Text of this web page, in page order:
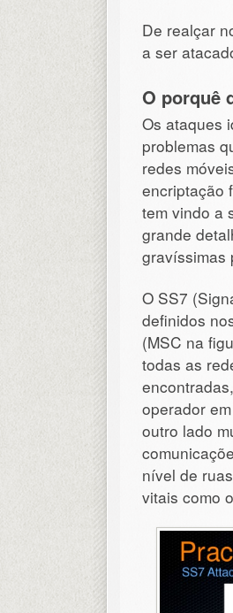
De realçar
a ser
O porquê
Os ataques
problemas
redes
encriptação
tem vindo a
grande
gravíssimas
O SS7
definidos
(MSC na
todas as
operador
outro lado
nível de
vitais como